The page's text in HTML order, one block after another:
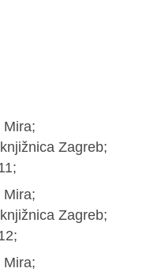
Mira;
Zagreb;
Mira;
Zagreb;
Mira;